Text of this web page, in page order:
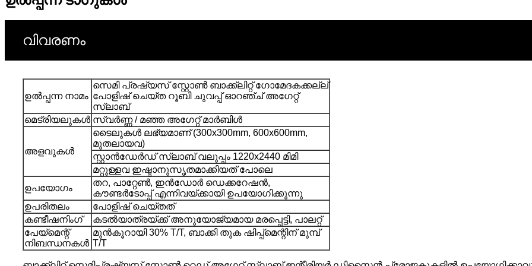
വിവരണം
ഉൽപ്പന്ന നാമം
സെമി പ്രഷ്യസ് സ്റ്റോൺ ബാക്ക്‌ലിറ്റ് ഗോമേദകക്കല്ല്
പോളിഷ് ചെയ്ത റൂബി ചുവപ്പ് ഓറഞ്ച് അഗേറ്റ്
സ്ലാബ്
മെട്രിയലുകൾ സ്വർണ്ണ / മഞ്ഞ അഗേറ്റ് മാർബിൾ
അളവുകൾ
ടൈലുകൾ ലഭ്യമാണ് (300x300mm, 600x600mm,
മുതലായവ)
സ്റ്റാൻഡേർഡ് സ്ലാബ് വലുപ്പം 1220x2440 മിമി
മറ്റുള്ളവ ഇഷ്ടാനുസൃതമാക്കിയത് പോലെ
ഉപയോഗം
തറ, പാറ്റേൺ, ഇൻഡോർ ഡെക്കറേഷൻ,
കൗണ്ടർടോപ്പ് എന്നിവയ്ക്കായി ഉപയോഗിക്കുന്നു
ഉപരിതലം
പോളിഷ് ചെയ്തത്
കണ്ടീഷനിംഗ്
കടൽയാത്രയ്ക്ക് അനുയോജ്യമായ മരപ്പെട്ടി, പാലറ്റ്
പേയ്‌മെന്റ്
നിബന്ധനകൾ
മുൻകൂറായി 30% T/T, ബാക്കി തുക ഷിപ്പ്‌മെന്റിന് മുമ്പ്
T/T